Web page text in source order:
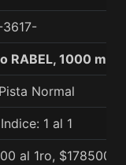
3617-
RABEL, 1000
Pista Normal
Indice: 1 al 1
al 1ro, $178500